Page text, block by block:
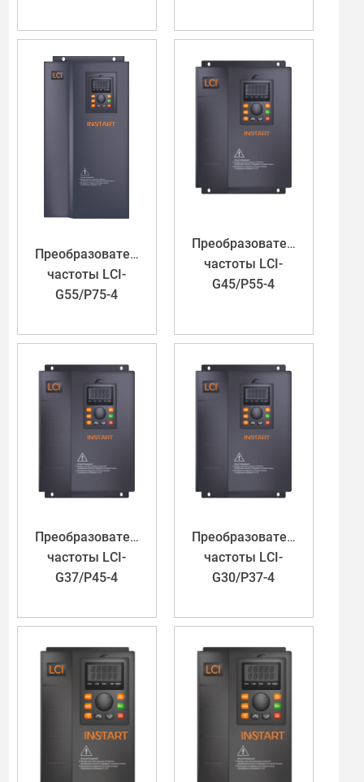
Преобразователь
частоты LCI-
G55/P75-4
Преобразователь
частоты LCI-
G45/P55-4
Преобразователь
частоты LCI-
G37/P45-4
Преобразователь
частоты LCI-
G30/P37-4